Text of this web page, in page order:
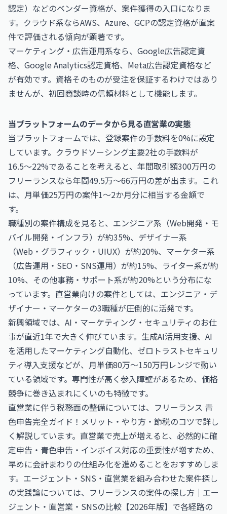
認定） などのベンダー資格が、案件獲得の入口になりま
す。クラウド系ならAWS、Azure、GCPの認定資格が直案
件で評価される傾向が顕著です。
マーケティング・広告運用系なら、Google広告認定資
格、Google Analytics認定資格、Meta広告認定資格など
が有効です。資格そのものが受注を保証するわけではあり
ませんが、初回商談時の信頼材料として機能します。
当プラットフォームのデータから見る直営業の実態
当プラットフォームでは、登録案件の手数料を0%に設定
しています。クラウドソーシング主要2社の手数料が
16.5〜22%であることを考えると、年間取引額300万円の
フリーランスなら年間49.5万〜66万円の差が出ます。これ
は、月単価25万円の案件1〜2か月分に相当する金額で
す。
職種別の案件構成を見ると、エンジニア系（Web開発・モ
バイル開発・インフラ）が約35%、デザイナー系
（Web・グラフィック・UIUX）が約20%、マーケター系
（広告運用・SEO・SNS運用）が約15%、ライター系が約
10%、その他事務・サポート系が約20%という分布にな
っています。直営業向けの案件としては、エンジニア・デ
ザイナー・マーケターの3職種が圧倒的に活発です。
新興領域では、 AI・マーケティング・セキュリティのお仕
事が直近1年で大きく伸びています。生成AI活用支援、AI
を活用したマーケティング自動化、ゼロトラストセキュリ
ティ導入支援などが、月単価80万〜150万円レンジで動い
ている領域です。専門性が高く参入障壁があるため、価格
競争に巻き込まれにくいのも特徴です。
直営業に伴う税務面の整備については、 フリーランス 青
色申告完全ガイド！メリット・やり方・節税のコツで詳し
く解説しています。直営業で売上が増えると、必然的に確
定申告・青色申告・インボイス対応の重要性が増すため、
早めに会計まわりの仕組み化を進めることをおすすめしま
す。エージェント・SNS・直営業を組み合わせた案件探し
の実践論については、 フリーランスの案件の探し方｜エー
ジェント・直営業・SNSの比較【2026年版】 で各経路の